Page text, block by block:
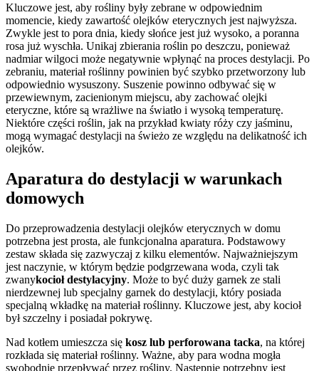
Kluczowe jest, aby rośliny były zebrane w odpowiednim
momencie, kiedy zawartość olejków eterycznych jest najwyższa.
Zwykle jest to pora dnia, kiedy słońce jest już wysoko, a poranna
rosa już wyschła. Unikaj zbierania roślin po deszczu, ponieważ
nadmiar wilgoci może negatywnie wpłynąć na proces destylacji. Po
zebraniu, materiał roślinny powinien być szybko przetworzony lub
odpowiednio wysuszony. Suszenie powinno odbywać się w
przewiewnym, zacienionym miejscu, aby zachować olejki
eteryczne, które są wrażliwe na światło i wysoką temperaturę.
Niektóre części roślin, jak na przykład kwiaty róży czy jaśminu,
mogą wymagać destylacji na świeżo ze względu na delikatność ich
olejków.
Aparatura do destylacji w warunkach
domowych
Do przeprowadzenia destylacji olejków eterycznych w domu
potrzebna jest prosta, ale funkcjonalna aparatura. Podstawowy
zestaw składa się zazwyczaj z kilku elementów. Najważniejszym
jest naczynie, w którym będzie podgrzewana woda, czyli tak
zwanykocioł destylacyjny. Może to być duży garnek ze stali
nierdzewnej lub specjalny garnek do destylacji, który posiada
specjalną wkładkę na materiał roślinny. Kluczowe jest, aby kocioł
był szczelny i posiadał pokrywę.
Nad kotłem umieszcza się kosz lub perforowana tacka, na której
rozkłada się materiał roślinny. Ważne, aby para wodna mogła
swobodnie przepływać przez rośliny. Następnie potrzebny jest